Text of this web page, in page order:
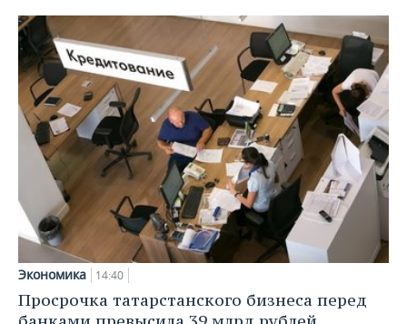
Экономика 14:40
Просрочка татарстанского бизнеса перед